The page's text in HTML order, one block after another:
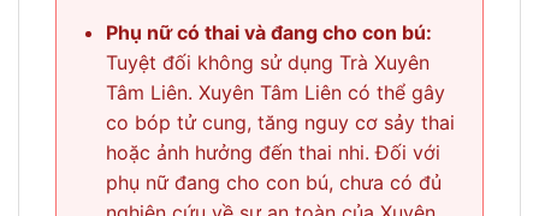
Phụ nữ có thai và đang cho con bú:
Tuyệt đối không sử dụng Trà Xuyên
Tâm Liên. Xuyên Tâm Liên có thể gây
co bóp tử cung, tăng nguy cơ sảy thai
hoặc ảnh hưởng đến thai nhi. Đối với
phụ nữ đang cho con bú, chưa có đủ